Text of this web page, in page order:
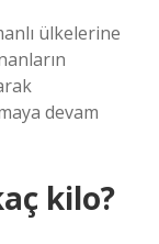
ülkelerine
devam
kilo?